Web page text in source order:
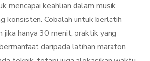
mencapai keahlian dalam musik
konsisten. Cobalah untuk berlatih
jika hanya 30 menit, praktik yang
daripada latihan maraton